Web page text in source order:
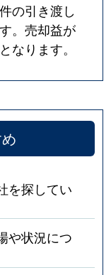
の引き渡し
。売却益が
なります。
を探してい
や状況につ